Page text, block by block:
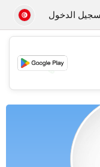
الدخول
💖